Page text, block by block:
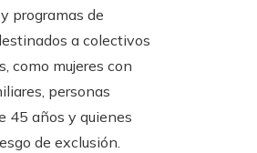
programas de
a colectivos
como mujeres con
personas
45 años y quienes
de exclusión.